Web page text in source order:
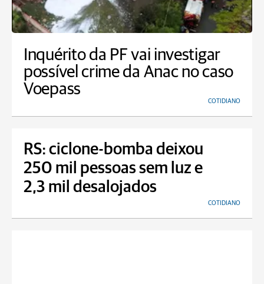
Inquérito da PF vai investigar
possível crime da Anac no caso
Voepass
COTIDIANO
RS: ciclone-bomba deixou
250 mil pessoas sem luz e
2,3 mil desalojados
COTIDIANO